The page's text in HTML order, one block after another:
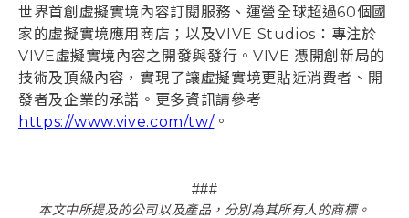
世界首創虛擬實境內容訂閱服務、運營全球超過60個國
家的虛擬實境應用商店；以及VIVE Studios：專注於
VIVE虛擬實境內容之開發與發行。VIVE 憑開創新局的
技術及頂級內容，實現了讓虛擬實境更貼近消費者、開
發者及企業的承諾。更多資訊請參考
https://www.vive.com/tw/。
###
本文中所提及的公司以及產品，分別為其所有人的商標。